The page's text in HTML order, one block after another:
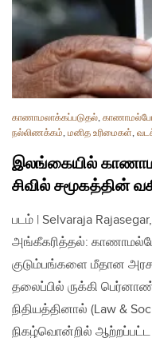
காணாமலாக்கப்படுதல்,
நல்லிணக்கம், மனித உரிமைகள்,
இலங்கையில்
சிவில் சமூகத்தின்
படம் | Selvaraja
அங்கீகரித்தல்:
குடும்பங்களை மீதான
தலைப்பில் ருக்கி
நிதியத்தினால் (Law &
நிகழ்வொன்றில் ஆற்றப்பட்ட